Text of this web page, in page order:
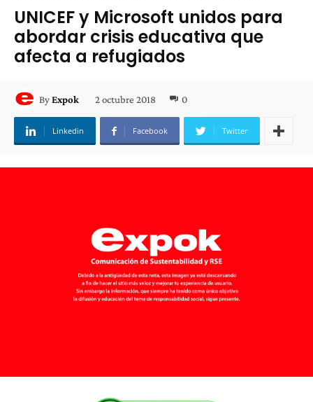
UNICEF y Microsoft unidos para
abordar crisis educativa que
afecta a refugiados
ByExpok 2 octubre 2018 0
Linkedin Facebook Twitter